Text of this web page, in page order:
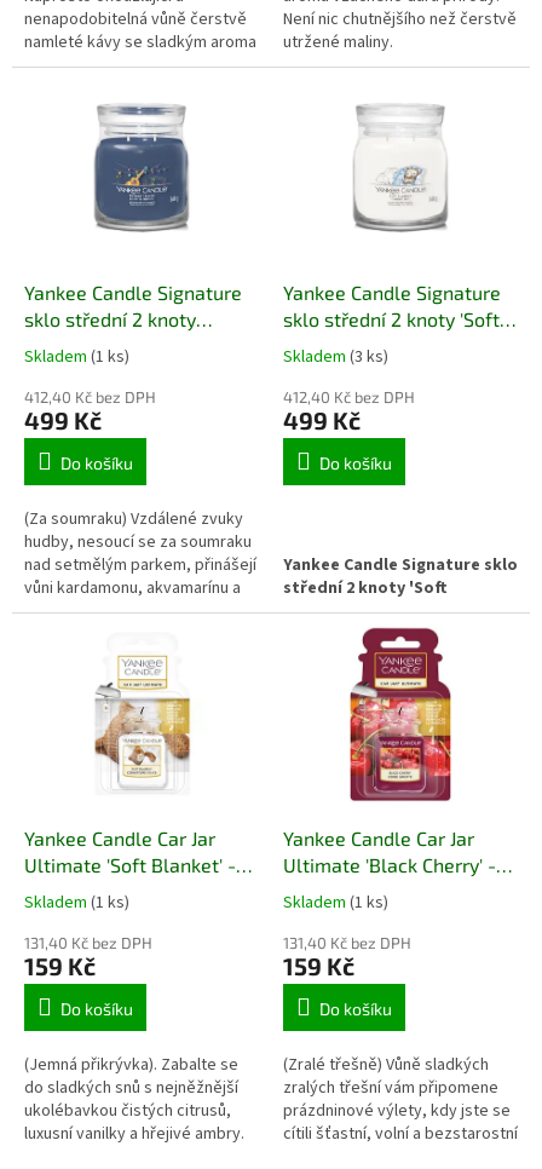
nenapodobitelná vůně čerstvě
namleté kávy se sladkým aroma
vanilky a něhou tuberózy.
Doba hoření: 35 - 50 hodin
Hmotnost 368 g.
Není nic chutnějšího než čerstvě
utržené maliny.
Hmotnost 368 g.
Yankee Candle Signature
sklo střední 2 knoty
'Twilight Tunes' NOVÉ
Skladem (1 ks)
412,40 Kč bez DPH
499 Kč
Do košíku
(Za soumraku) Vzdálené zvuky
hudby, nesoucí se za soumraku
nad setmělým parkem, přinášejí
vůni kardamonu, akvamarínu a
dřevitých tónů. Vůně je skvělá i
Doba hoření: 35 - 50 hodin
Hmotnost 368 g.
Yankee Candle Signature
sklo střední 2 knoty 'Soft
Blanket' NOVÉ
Skladem (3 ks)
412,40 Kč bez DPH
499 Kč
Do košíku
Yankee Candle Signature sklo
střední 2 knoty 'Soft
Blanket'přináší jemnou vůni
čistoty a klidu – kombinaci
krémové vanilky, hřejivého
pižma a svěžích citrusových
tónů. Dva knoty zajišťují
rovnoměrné hoření a intenzivní
uvolňování vůně do prostoru.
Elegantní skleněná nádoba
doplňuje každý interiér a vytváří
odpočinku a pohody.
Yankee Candle Car Jar
Ultimate 'Soft Blanket' -
gelová vonná visačka do
Skladem (1 ks)
131,40 Kč bez DPH
159 Kč
Do košíku
(Jemná přikrývka). Zabalte se
do sladkých snů s nejněžnější
ukolébavkou čistých citrusů,
luxusní vanilky a hřejivé ambry.
Yankee Candle Car Jar
Ultimate 'Black Cherry' -
gelová vonná visačka do
Skladem (1 ks)
131,40 Kč bez DPH
159 Kč
Do košíku
(Zralé třešně) Vůně sladkých
zralých třešní vám připomene
prázdninové výlety, kdy jste se
cítili šťastní, volní a bezstarostní